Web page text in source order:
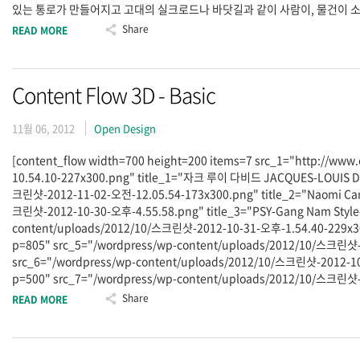
있는 통로가 만들어지고 고대의 실크로드나 바닷길과 같이 사람이, 물건이
READ MORE Share
Content Flow 3D - Basic
11월 06, 2012 Open Design
[content_flow width=700 height=200 items=7 src_1="http://
10.54.10-227x300.png" title_1="자크 루이 다비드 JACQUES-
크린샷-2012-11-02-오전-12.05.54-173x300.png"
크린샷-2012-10-30-오후-4.55.58.png" title_3="PSY-Gang Nam
content/uploads/2012/10/스크린샷-2012-10-31-오후-1.54.40-
p=805" src_5="/wordpress/wp-content/uploads/2012/10/스크린
src_6="/wordpress/wp-content/uploads/2012/10/스크린샷-2012-
p=500" src_7="/wordpress/wp-content/uploads/2012/10/스크린
READ MORE Share